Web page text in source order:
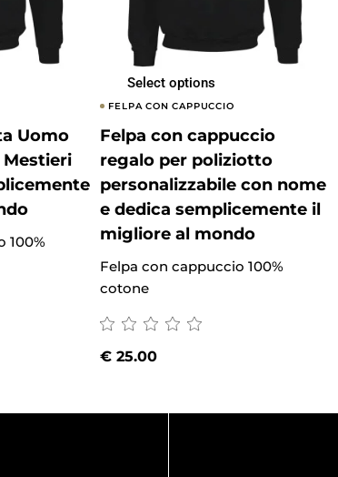
Uomo
Mestieri
100%
Select options
FELPA CON CAPPUCCIO
Felpa con cappuccio
regalo per poliziotto
personalizzabile con nome
e dedica semplicemente il
migliore al mondo
Felpa con cappuccio 100%
cotone
€ 25.00